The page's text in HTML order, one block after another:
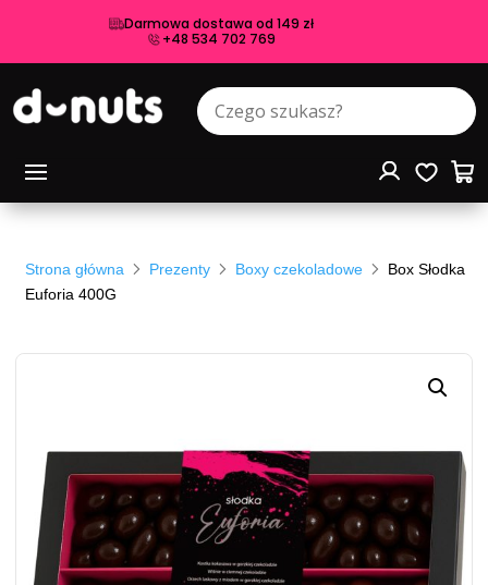
Darmowa dostawa od 149 zł
+48 534 702 769
Strona główna Prezenty Boxy czekoladowe
Box Słodka
Euforia 400G